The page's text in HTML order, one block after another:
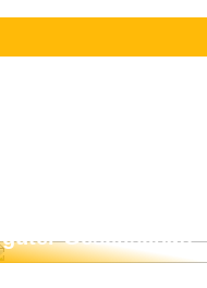
guter Gesellschaft